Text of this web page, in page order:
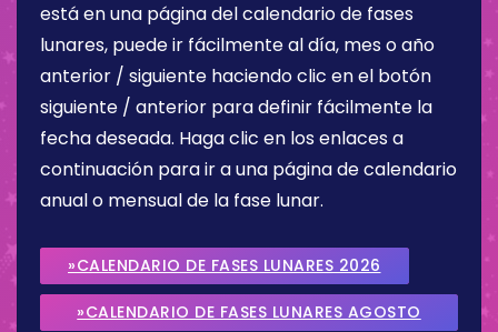
está en una página del calendario de fases
lunares, puede ir fácilmente al día, mes o año
anterior / siguiente haciendo clic en el botón
siguiente / anterior para definir fácilmente la
fecha deseada. Haga clic en los enlaces a
continuación para ir a una página de calendario
anual o mensual de la fase lunar.
»CALENDARIO DE FASES LUNARES 2026
»CALENDARIO DE FASES LUNARES AGOSTO